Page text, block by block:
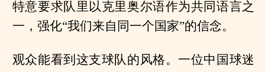
特意要求队里以克里奥尔语作为共同语言之
一，强化“我们来自同一个国家”的信念。
观众能看到这支球队的风格。一位中国球迷